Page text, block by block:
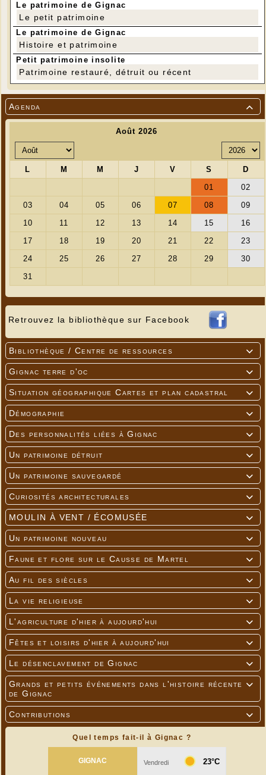

Agenda
Retrouvez la bibliothèque sur Facebook

Bibliothèque / Centre de ressources

Gignac terre d'oc

Situation géographique Cartes et plan cadastral

Démographie

Des personnalités liées à Gignac

Un patrimoine détruit

Un patrimoine sauvegardé

Curiosités architecturales

MOULIN À VENT / ÉCOMUSÉE

Un patrimoine nouveau

Faune et flore sur le Causse de Martel

Au fil des siècles

La vie religieuse

L'agriculture d'hier à aujourd'hui

Fêtes et loisirs d'hier à aujourd'hui

Le désenclavement de Gignac

Grands et petits événements dans l'histoire récente
de Gignac

Contributions
Quel temps fait-il à Gignac ?
Le patrimoine de Gignac
Le petit patrimoine
Le patrimoine de Gignac
Histoire et patrimoine
Petit patrimoine insolite
Patrimoine restauré, détruit ou récent